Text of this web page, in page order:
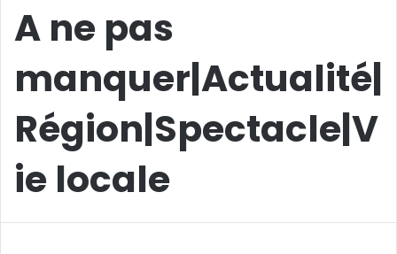
A ne pas
manquer|Actualité|
Région|Spectacle|V
ie locale